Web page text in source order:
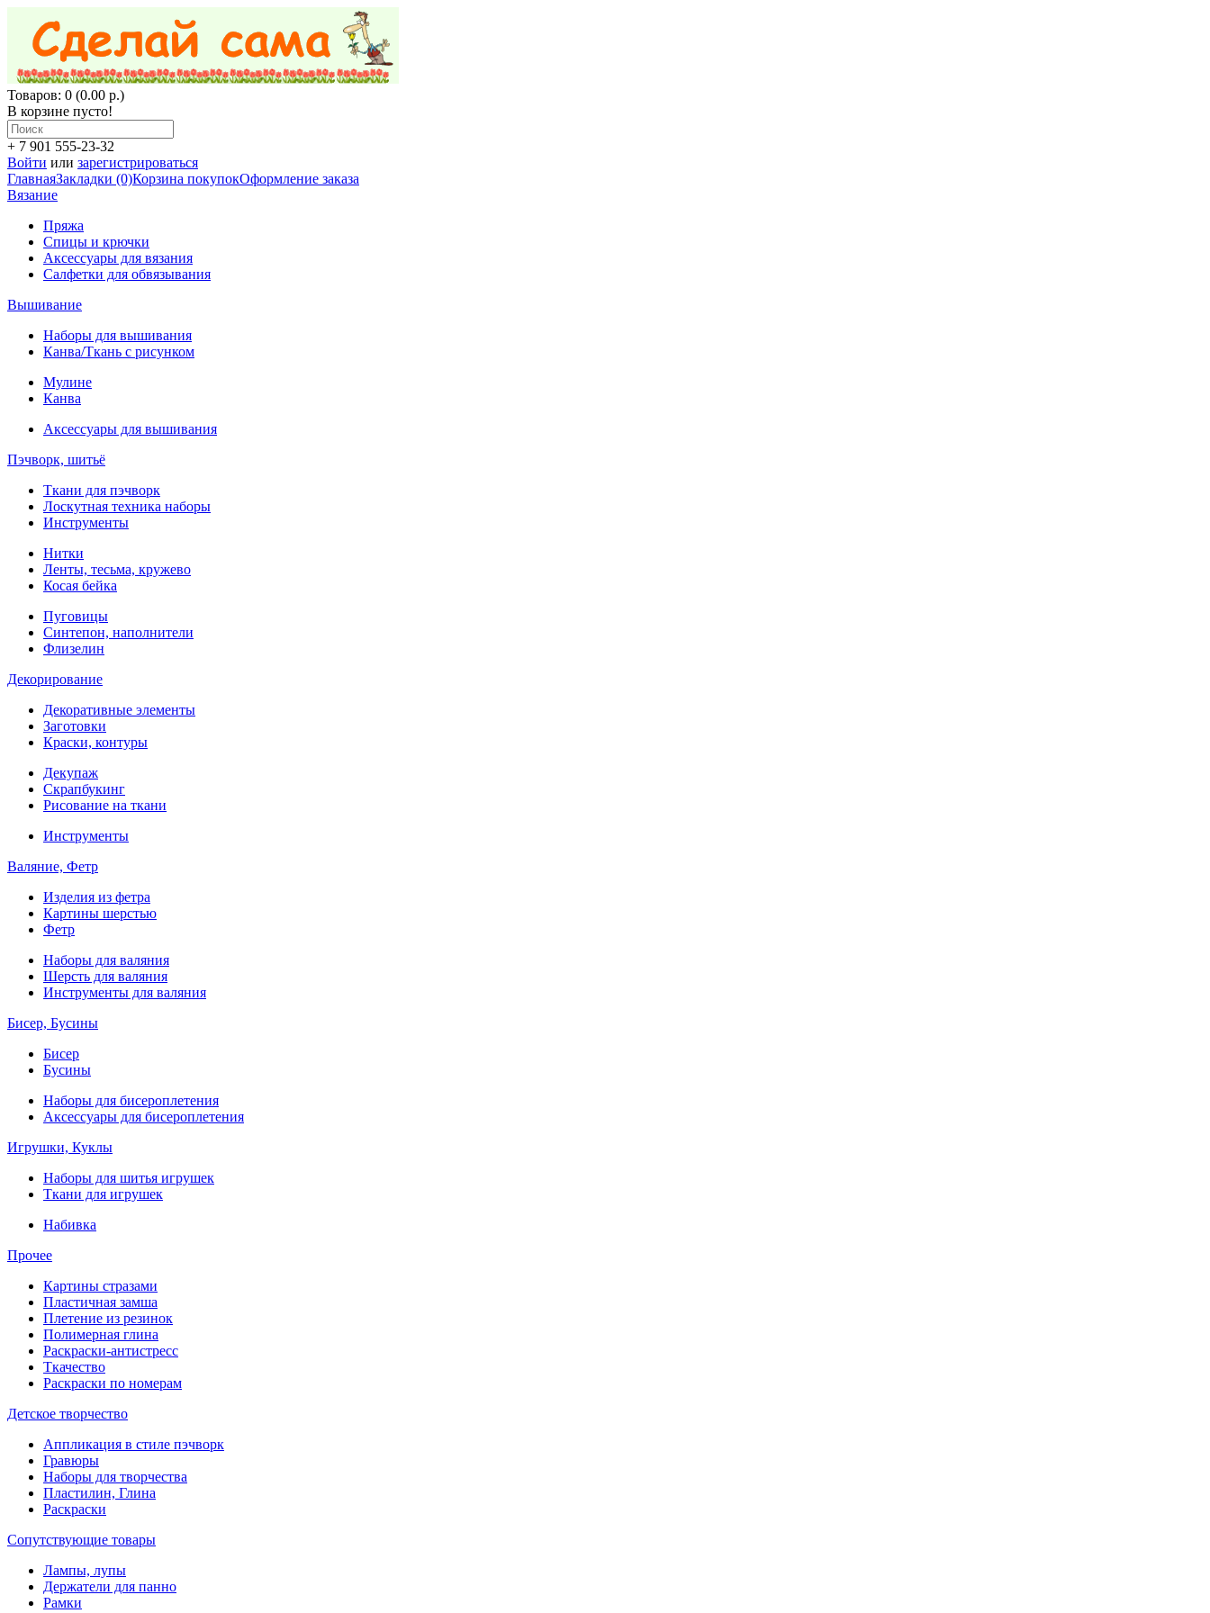
Товаров: 0 (0.00 р.)
В корзине пусто!
+ 7 901 555-23-32
Войти или зарегистрироваться
ГлавнаяЗакладки (0)Корзина покупокОформление заказа
Вязание
Пряжа
Спицы и крючки
Аксессуары для вязания
Салфетки для обвязывания
Вышивание
Наборы для вышивания
Канва/Ткань с рисунком
Мулине
Канва
Аксессуары для вышивания
Пэчворк, шитьё
Ткани для пэчворк
Лоскутная техника наборы
Инструменты
Нитки
Ленты, тесьма, кружево
Косая бейка
Пуговицы
Синтепон, наполнители
Флизелин
Декорирование
Декоративные элементы
Заготовки
Краски, контуры
Декупаж
Скрапбукинг
Рисование на ткани
Инструменты
Валяние, Фетр
Изделия из фетра
Картины шерстью
Фетр
Наборы для валяния
Шерсть для валяния
Инструменты для валяния
Бисер, Бусины
Бисер
Бусины
Наборы для бисероплетения
Аксессуары для бисероплетения
Игрушки, Куклы
Наборы для шитья игрушек
Ткани для игрушек
Набивка
Прочее
Картины стразами
Пластичная замша
Плетение из резинок
Полимерная глина
Раскраски-антистресс
Ткачество
Раскраски по номерам
Детское творчество
Аппликация в стиле пэчворк
Гравюры
Наборы для творчества
Пластилин, Глина
Раскраски
Сопутствующие товары
Лампы, лупы
Держатели для панно
Рамки